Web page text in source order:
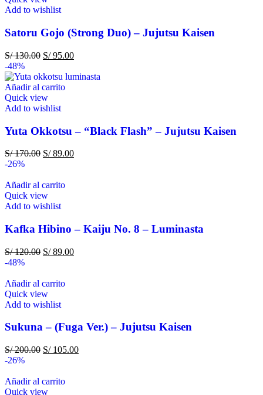
Add to wishlist
Satoru Gojo (Strong Duo) – Jujutsu Kaisen
S/130.00 S/95.00
-48%
Añadir al carrito
Quick view
Add to wishlist
Yuta Okkotsu – “Black Flash” – Jujutsu Kaisen
S/170.00 S/89.00
-26%
Añadir al carrito
Quick view
Add to wishlist
Kafka Hibino – Kaiju No. 8 – Luminasta
S/120.00 S/89.00
-48%
Añadir al carrito
Quick view
Add to wishlist
Sukuna – (Fuga Ver.) – Jujutsu Kaisen
S/200.00 S/105.00
-26%
Añadir al carrito
Quick view